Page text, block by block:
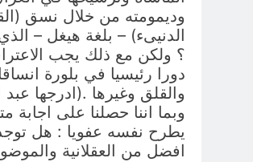
وديمومته من خلال نسق
الدنيىء) – بلغة هيغل –
؟ ولكن مع ذلك يجب
دورا رئيسيا في بلورة
والقلق وغيرها .(ادرجها
وبما اننا حصلنا على اجابة
يطرح نفسه عفويا : هل توجد
افضل من العقلانية